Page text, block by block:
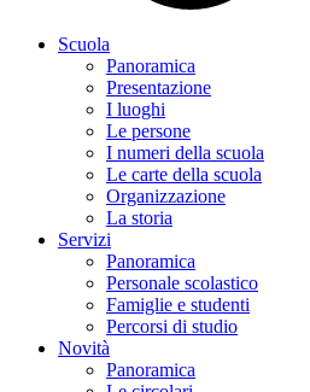
Scuola
Panoramica
Presentazione
I luoghi
Le persone
I numeri della scuola
Le carte della scuola
Organizzazione
La storia
Servizi
Panoramica
Personale scolastico
Famiglie e studenti
Percorsi di studio
Novità
Panoramica